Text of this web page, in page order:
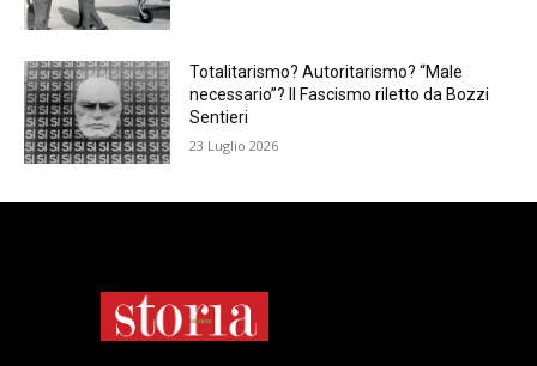
Totalitarismo? Autoritarismo? “Male
necessario”? Il Fascismo riletto da Bozzi
Sentieri
23 Luglio 2026